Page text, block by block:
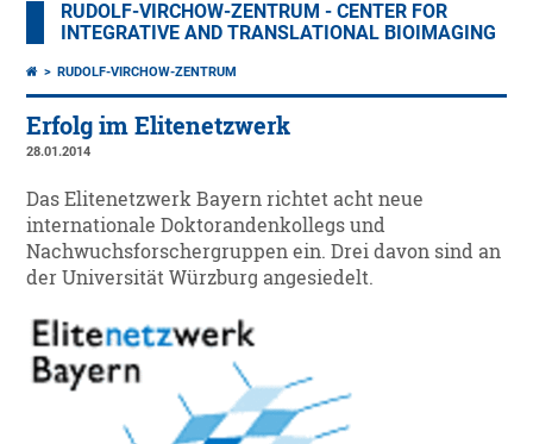
RUDOLF-VIRCHOW-ZENTRUM - CENTER FOR
INTEGRATIVE AND TRANSLATIONAL BIOIMAGING
RUDOLF-VIRCHOW-ZENTRUM
Erfolg im Elitenetzwerk
28.01.2014
Das Elitenetzwerk Bayern richtet acht neue
internationale Doktorandenkollegs und
Nachwuchsforschergruppen ein. Drei davon sind an
der Universität Würzburg angesiedelt.